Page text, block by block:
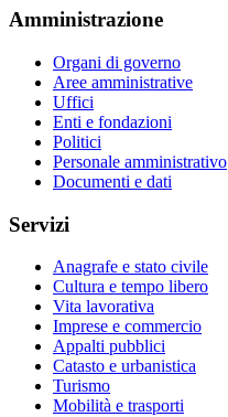
Amministrazione
Organi di governo
Aree amministrative
Uffici
Enti e fondazioni
Politici
Personale amministrativo
Documenti e dati
Servizi
Anagrafe e stato civile
Cultura e tempo libero
Vita lavorativa
Imprese e commercio
Appalti pubblici
Catasto e urbanistica
Turismo
Mobilità e trasporti